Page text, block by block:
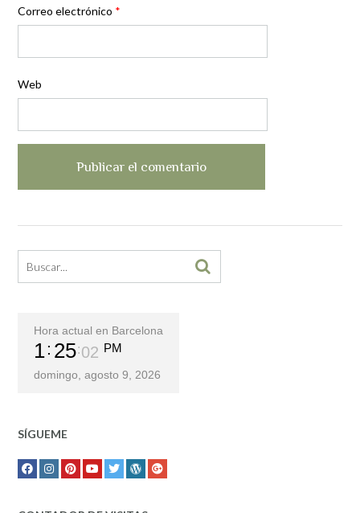
Correo electrónico *
Web
Hora actual en Barcelona
1 25 02 PM
domingo, agosto 9, 2026
SÍGUEME